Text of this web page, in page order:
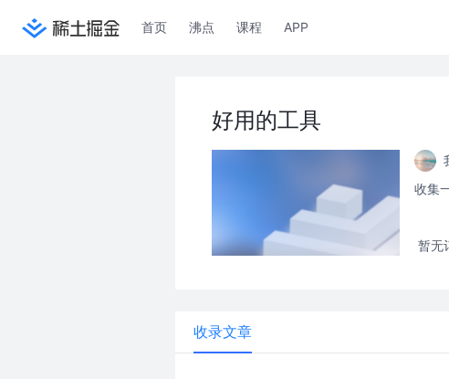
首页 沸点 课程 APP
好用的工具
收集
暂无
收录文章